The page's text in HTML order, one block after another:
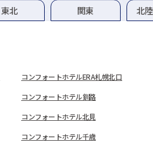
東北 関東 北
コンフォートホテルERA札幌北口
コンフォートホテル釧路
コンフォートホテル北見
コンフォートホテル千歳